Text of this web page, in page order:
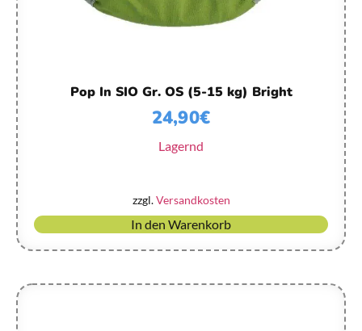
Pop In SIO Gr. OS (5-15 kg) Bright
24,90€
Lagernd
zzgl.Versandkosten
In den Warenkorb